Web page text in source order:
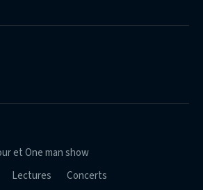
et One man show
Lectures
Concerts